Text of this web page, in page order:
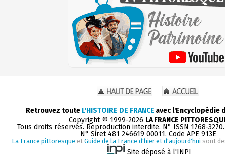
Retrouvez toute L'HISTOIRE DE FRANCE avec l'Encyclopédie
Copyright © 1999-2026 LA FRANCE
Tous droits réservés. Reproduction interdite. N° ISSN 1768-
N° Siret 481 246619 00011. Code APE 913E
La France pittoresque et Guide de la France d'hier et d'aujourd'hui sont
Site déposé à l'INPI